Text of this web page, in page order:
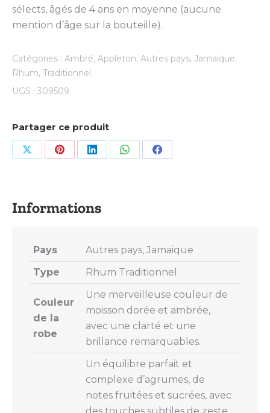
sélects, âgés de 4 ans en moyenne (aucune
mention d’âge sur la bouteille).
Catégories : Ambré, Appleton, Autres pays, Jamaïque,
Rhum, Traditionnel
UGS : 309509
Partager ce produit
Share Share Share Share Share
Pays
Autres pays, Jamaique
Type
Rhum Traditionnel
Couleur
de la
robe
Une merveilleuse couleur de
moisson dorée et ambrée,
avec une clarté et une
brillance remarquables.
Un équilibre parfait et
complexe d’agrumes, de
notes fruitées et sucrées, avec